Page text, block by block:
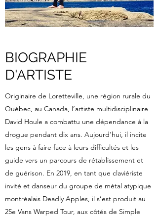
BIOGRAPHIE
D'ARTISTE
Originaire de Loretteville, une région rurale du
Québec, au Canada, l’artiste multidisciplinaire
David Houle a combattu une dépendance à la
drogue pendant dix ans. Aujourd’hui, il incite
les gens à faire face à leurs difficultés et les
guide vers un parcours de rétablissement et
de guérison. En 2019, en tant que claviériste
invité et danseur du groupe de métal atypique
montréalais Deadly Apples, il s’est produit au
25e Vans Warped Tour, aux côtés de Simple